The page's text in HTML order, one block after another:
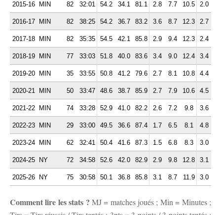
2015-16 MIN 82 32:01 54.2 34.1 81.1 2.8 7.7 10.5 2.0
2016-17 MIN 82 38:25 54.2 36.7 83.2 3.6 8.7 12.3 2.7
2017-18 MIN 82 35:35 54.5 42.1 85.8 2.9 9.4 12.3 2.4
2018-19 MIN 77 33:03 51.8 40.0 83.6 3.4 9.0 12.4 3.4
2019-20 MIN 35 33:55 50.8 41.2 79.6 2.7 8.1 10.8 4.4
2020-21 MIN 50 33:47 48.6 38.7 85.9 2.7 7.9 10.6 4.5
2021-22 MIN 74 33:28 52.9 41.0 82.2 2.6 7.2 9.8 3.6
2022-23 MIN 29 33:00 49.5 36.6 87.4 1.7 6.5 8.1 4.8
2023-24 MIN 62 32:41 50.4 41.6 87.3 1.5 6.8 8.3 3.0
2024-25 NY 72 34:58 52.6 42.0 82.9 2.9 9.8 12.8 3.1
2025-26 NY 75 30:58 50.1 36.8 85.8 3.1 8.7 11.9 3.0
Comment lire les stats ? MJ = matches joués ; Min = Minutes ;